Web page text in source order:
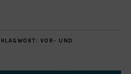
VOR- UND